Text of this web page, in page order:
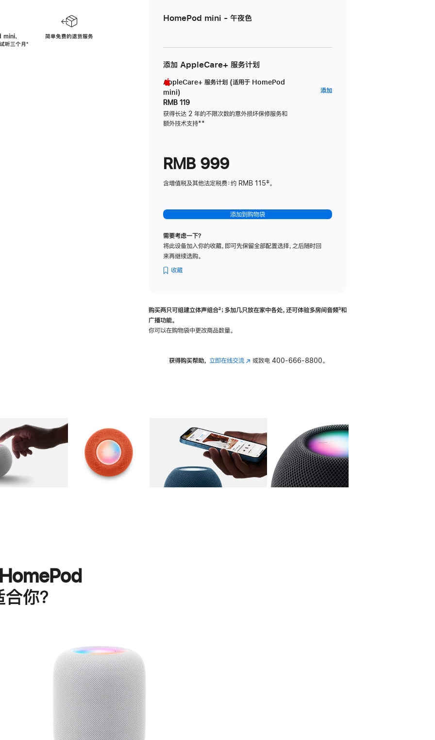
，
听三个月脚
⁺
简单免费的退货服务
HomePod mini - 午夜色
添加 AppleCare+ 服务计划
AppleCare+ 服务计划 (适用于 HomePod
mini)
RMB 119
获得长达 2 年的不限次数的意外损坏保修服务和
额外技术支持脚
**
添加AppleCare+
RMB 999
含增值税及其他法定税费：约 RMB 115‡。
添加到购物袋
需要考虑一下？
将此设备加入你的收藏，即可先保留全部配置选择，之后随时回
来再继续选购。
收藏
购买两只可组建立体声组合脚
²；多加几只放在家中各处，还可体验多‍房‍间音频脚
³和
广播功能。
你可以在购物袋中更改商品数量。
获得购买帮助， 立即在线交流(在 或致电 400-666-8800。
图库 图像 图库 图像 图库 图像 4 图库 图像 5
你？
进
一
步
了
解
HomePod<